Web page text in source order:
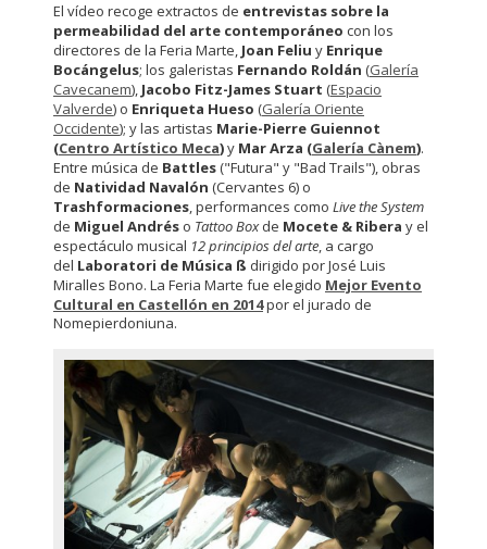
El vídeo recoge extractos de entrevistas sobre la
permeabilidad del arte contemporáneo con los
directores de la Feria Marte, Joan Feliu y Enrique
Bocángelus; los galeristas Fernando Roldán (Galería
Cavecanem), Jacobo Fitz-James Stuart (Espacio
Valverde) o Enriqueta Hueso (Galería Oriente
Occidente); y las artistas Marie-Pierre Guiennot
(Centro Artístico Meca)y Mar Arza (Galería Cànem).
Entre música de Battles ("Futura" y "Bad Trails"), obras
de Natividad Navalón (Cervantes 6) o
Trashformaciones, performances como Live the System
de Miguel Andrés o Tattoo Boxde Mocete & Ribera y el
espectáculo musical 12 principios del arte, a cargo
del Laboratori de Música ß dirigido por José Luis
Miralles Bono. La Feria Marte fue elegido Mejor Evento
Cultural en Castellón en 2014por el jurado de
Nomepierdoniuna.